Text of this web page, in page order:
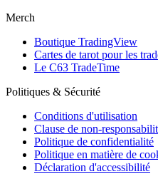
Merch
Boutique TradingView
Cartes de tarot pour les
Le C63 TradeTime
Politiques & Sécurité
Conditions d'utilisation
Clause de non-
Politique de confidentialité
Politique en matière de
Déclaration d'accessibilité